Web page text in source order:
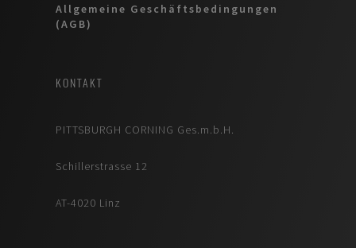
Allgemeine Geschäftsbedingungen
(AGB)
KONTAKT
PITTSBURGH CORNING Ges.m.b.H.
Schillerstrasse 12
AT-4020 Linz